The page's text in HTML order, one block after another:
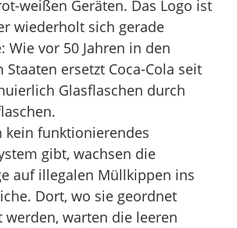
weißen Geräten. Das Logo ist
wiederholt sich gerade
Wie vor 50 Jahren in den
Staaten ersetzt Coca-Cola seit
Glasflaschen durch
kein funktionierendes
gibt, wachsen die
auf illegalen Müllkippen ins
Dort, wo sie geordnet
werden, warten die leeren